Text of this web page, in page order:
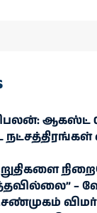
ஆகஸ்ட் 07,
–